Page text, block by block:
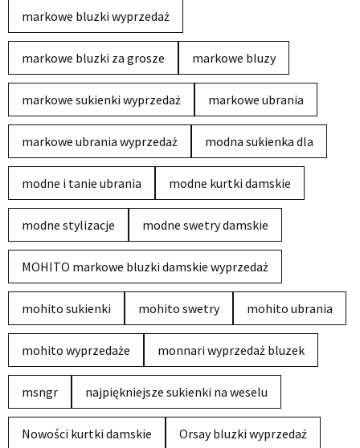
markowe bluzki wyprzedaż
markowe bluzki za grosze markowe bluzy
markowe sukienki wyprzedaż markowe ubrania
markowe ubrania wyprzedaż modna sukienka dla
modne i tanie ubrania modne kurtki damskie
modne stylizacje modne swetry damskie
MOHITO markowe bluzki damskie wyprzedaż
mohito sukienki mohito swetry mohito ubrania
mohito wyprzedaże monnari wyprzedaż bluzek
msngr najpiękniejsze sukienki na weselu
Nowości kurtki damskie Orsay bluzki wyprzedaż